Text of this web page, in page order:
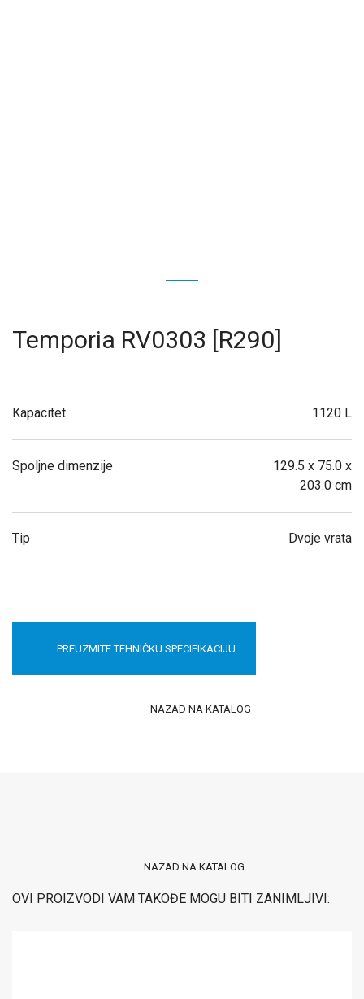
Temporia RV0303 [R290]
Kapacitet 1120 L
Spoljne dimenzije
129.5 x 75.0 x
203.0 cm
Tip Dvoje vrata
PREUZMITE TEHNIČKU SPECIFIKACIJU
NAZAD NA KATALOG
OVI PROIZVODI VAM TAKOĐE MOGU BITI ZANIMLJIVI:
NAZAD NA KATALOG